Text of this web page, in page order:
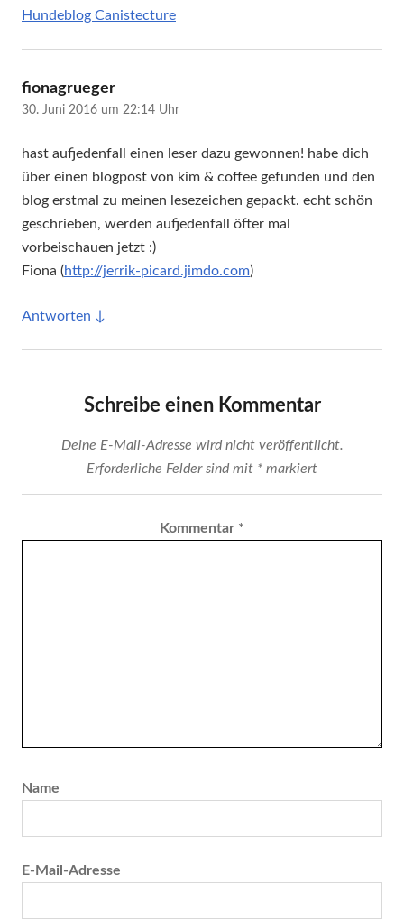
Hundeblog Canistecture
fionagrueger
30. Juni 2016 um 22:14 Uhr
hast aufjedenfall einen leser dazu gewonnen! habe dich
über einen blogpost von kim & coffee gefunden und den
blog erstmal zu meinen lesezeichen gepackt. echt schön
geschrieben, werden aufjedenfall öfter mal
vorbeischauen jetzt :)
Fiona (http://jerrik-picard.jimdo.com)
Antworten
Schreibe einen Kommentar
Deine E-Mail-Adresse wird nicht veröffentlicht.
Erforderliche Felder sind mit * markiert
Kommentar *
Name
E-Mail-Adresse